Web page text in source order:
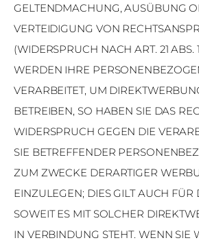
GELTENDMACHUNG, AUSÜBUNG
VERTEIDIGUNG VON
(WIDERSPRUCH NACH ART. 21 ABS.
WERDEN IHRE
VERARBEITET, UM
BETREIBEN, SO HABEN SIE DAS
WIDERSPRUCH GEGEN DIE
SIE BETREFFENDER
ZUM ZWECKE DERARTIGER
EINZULEGEN; DIES GILT AUCH FÜR
SOWEIT ES MIT SOLCHER
IN VERBINDUNG STEHT. WENN SIE